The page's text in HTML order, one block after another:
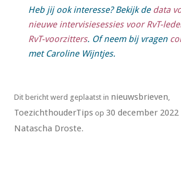
Heb jij ook interesse? Bekijk de data
nieuwe intervisiesessies voor RvT-
RvT-voorzitters. Of neem bij vragen
met Caroline Wijntjes.
Dit bericht werd geplaatst in nieuwsbrieven,
ToezichthouderTips op 30 december 2022
Natascha Droste.